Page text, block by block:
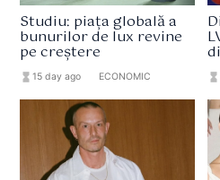
Studiu: piața globală a
bunurilor de lux revine
pe creștere
hourglass_full15 day ago ECONOMIC hourglass_full